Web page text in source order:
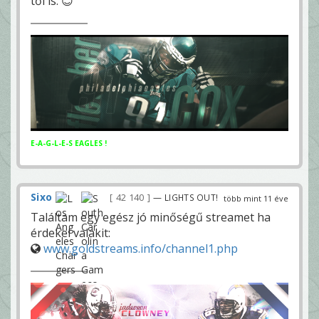
E-A-G-L-E-S EAGLES !
több mint 11 éve
Sixo 42 140 — LIGHTS OUT!
Találtam egy egész jó minőségű streamet ha
érdekel valakit:
www.goldstreams.info/channel1.php